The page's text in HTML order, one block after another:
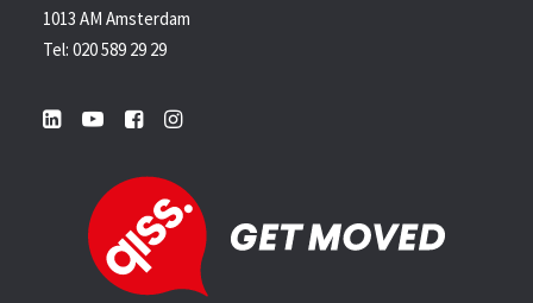
1013 AM Amsterdam
Tel: 020 589 29 29